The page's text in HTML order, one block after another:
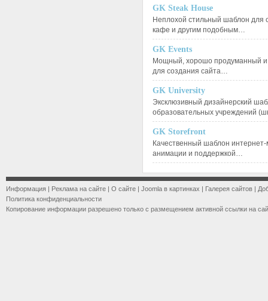
GK Steak House
Неплохой стильный шаблон для
кафе и другим подобным…
GK Events
Мощный, хорошо продуманный и
для создания сайта…
GK University
Эксклюзивный дизайнерский
образовательных учреждений
GK Storefront
Качественный шаблон
анимации и поддержкой…
Информация | Реклама на сайте | О сайте | Joomla в картинках | Галерея сайтов |
Политика конфиденциальности
Копирование информации разрешено только с размещением активной ссылки на